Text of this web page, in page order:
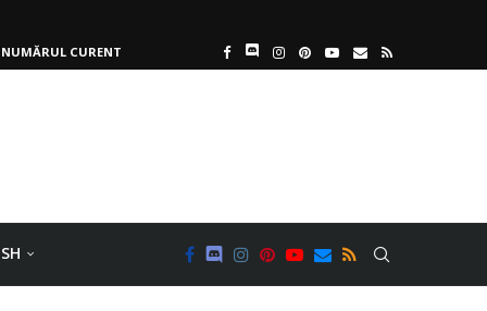
NUMĂRUL CURENT